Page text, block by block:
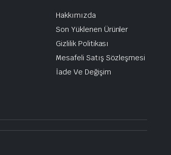
Hakkımızda
Son Yüklenen Ürünler
Gizlilik Politikası
Mesafeli Satış Sözleşmesi
İade Ve Değişim